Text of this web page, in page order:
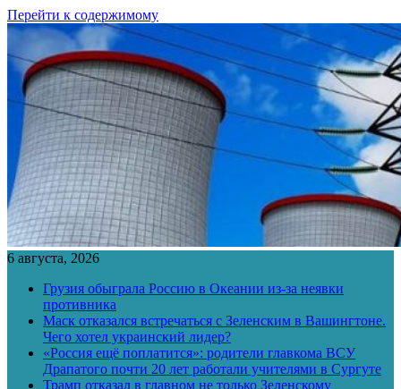
Перейти к содержимому
6 августа, 2026
Грузия обыграла Россию в Океании из-за неявки
противника
Маск отказался встречаться с Зеленским в Вашингтоне.
Чего хотел украинский лидер?
«Россия ещё поплатится»: родители главкома ВСУ
Драпатого почти 20 лет работали учителями в Сургуте
Трамп отказал в главном не только Зеленскому